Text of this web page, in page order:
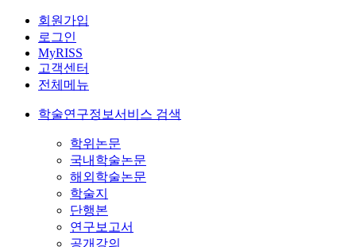
회원가입
로그인
MyRISS
고객센터
전체메뉴
학술연구정보서비스 검색
학위논문
국내학술논문
해외학술논문
학술지
단행본
연구보고서
공개강의